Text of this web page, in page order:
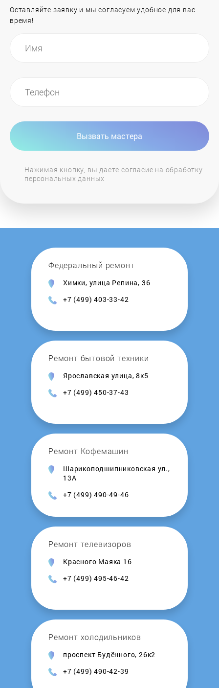
Jacob Jensen
Jardeko
Kambrook
Kelli
KitchenAid
Krups
Kuppersbusch
La Cimbali
Lelit
Leran
LOFRA
Lui lEspresso
LUMME
Оставляйте заявку и мы согласуем удобное для вас
время!
Вызвать мастера
Нажимая кнопку, вы даете согласие на обработку
персональных данных
Федеральный ремонт
Химки, улица Репина, 36
+7 (499) 403-33-42
Ремонт бытовой техники
Ярославская улица, 8к5
+7 (499) 450-37-43
Ремонт Кофемашин
Шарикоподшипниковская ул.,
13А
+7 (499) 490-49-46
Ремонт телевизоров
Красного Маяка 16
+7 (499) 495-46-42
Ремонт холодильников
проспект Будённого, 26к2
+7 (499) 490-42-39